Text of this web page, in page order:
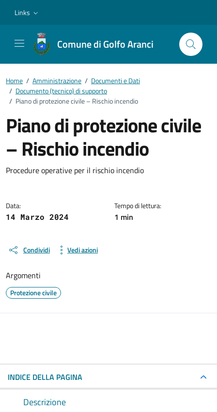
Links
Comune di Golfo Aranci
Home / Amministrazione / Documenti e Dati
/ Documento (tecnico) di supporto
/ Piano di protezione civile – Rischio incendio
Piano di protezione civile
– Rischio incendio
Dettagli del documento
Procedure operative per il rischio incendio
Data:
14 Marzo 2024
Tempo di lettura:
1 min
Condividi Vedi azioni
Argomenti
Protezione civile
INDICE DELLA PAGINA
Descrizione